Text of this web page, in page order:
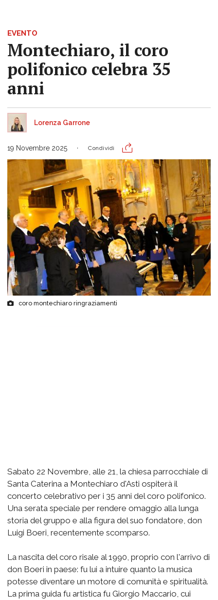
EVENTO
Montechiaro, il coro
polifonico celebra 35
anni
Lorenza Garrone
19 Novembre 2025 Condividi
coro montechiaro ringraziamenti
Sabato 22 Novembre, alle 21, la chiesa parrocchiale di
Santa Caterina a Montechiaro d'Asti ospiterà il
concerto celebrativo per i 35 anni del coro polifonico.
Una serata speciale per rendere omaggio alla lunga
storia del gruppo e alla figura del suo fondatore, don
Luigi Boeri, recentemente scomparso.
La nascita del coro risale al 1990, proprio con l'arrivo di
don Boeri in paese: fu lui a intuire quanto la musica
potesse diventare un motore di comunità e spiritualità.
La prima guida fu artistica fu Giorgio Maccario, cui